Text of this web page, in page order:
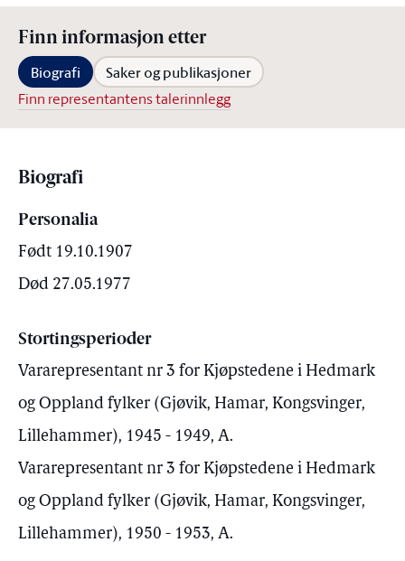
Finn informasjon etter
Biografi Saker og publikasjoner
Finn representantens talerinnlegg
Biografi
Personalia
Født 19.10.1907
Død 27.05.1977
Stortingsperioder
Vararepresentant nr 3 for Kjøpstedene i Hedmark
og Oppland fylker (Gjøvik, Hamar, Kongsvinger,
Lillehammer), 1945 - 1949, A.
Vararepresentant nr 3 for Kjøpstedene i Hedmark
og Oppland fylker (Gjøvik, Hamar, Kongsvinger,
Lillehammer), 1950 - 1953, A.